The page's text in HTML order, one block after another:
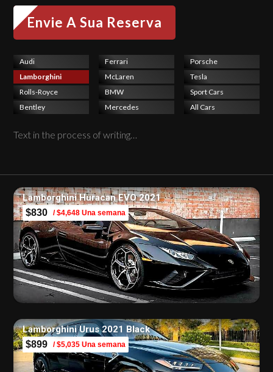
Audi
Lamborghini
Rolls-Royce
Bentley
Ferrari
McLaren
BMW
Mercedes
Porsche
Tesla
Sport Cars
All Cars
Text in the process of writing…
Lamborghini Huracan EVO 2021
$830 / $4,648 Una semana
Lamborghini Urus 2021 Black
$899 / $5,035 Una semana